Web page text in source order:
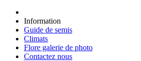
Information
Guide de semis
Climats
Flore galerie de photo
Contactez nous